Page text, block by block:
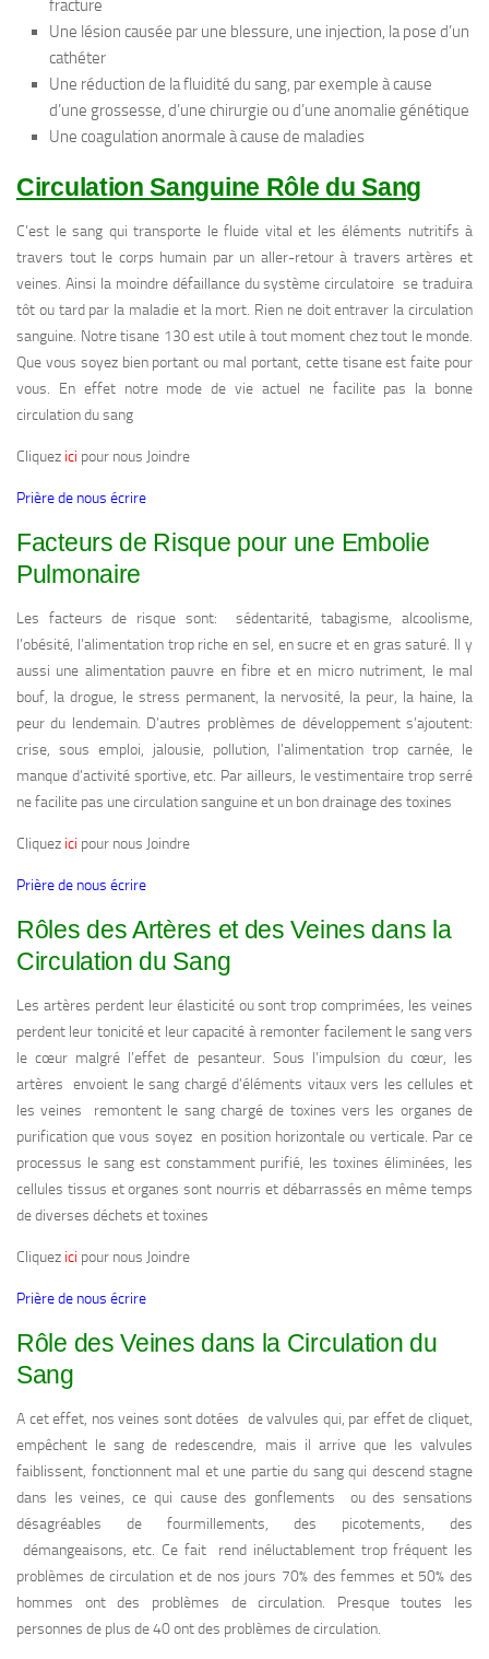
fracture
Une lésion causée par une blessure, une injection, la pose d’un
cathéter
Une réduction de la fluidité du sang, par exemple à cause
d’une grossesse, d’une chirurgie ou d’une anomalie génétique
Une coagulation anormale à cause de maladies
Circulation Sanguine Rôle du Sang
C’est le sang qui transporte le fluide vital et les éléments nutritifs à
travers tout le corps humain par un aller-retour à travers artères et
veines. Ainsi la moindre défaillance du système circulatoire se traduira
tôt ou tard par la maladie et la mort. Rien ne doit entraver la circulation
sanguine. Notre tisane 130 est utile à tout moment chez tout le monde.
Que vous soyez bien portant ou mal portant, cette tisane est faite pour
vous. En effet notre mode de vie actuel ne facilite pas la bonne
circulation du sang
Cliquez ici pour nous Joindre
Prière de nous écrire
Facteurs de Risque pour une Embolie
Pulmonaire
Les facteurs de risque sont: sédentarité, tabagisme, alcoolisme,
l’obésité, l’alimentation trop riche en sel, en sucre et en gras saturé. Il y
aussi une alimentation pauvre en fibre et en micro nutriment, le mal
bouf, la drogue, le stress permanent, la nervosité, la peur, la haine, la
peur du lendemain. D’autres problèmes de développement s’ajoutent:
crise, sous emploi, jalousie, pollution, l’alimentation trop carnée, le
manque d’activité sportive, etc. Par ailleurs, le vestimentaire trop serré
ne facilite pas une circulation sanguine et un bon drainage des toxines
Cliquez ici pour nous Joindre
Prière de nous écrire
Rôles des Artères et des Veines dans la
Circulation du Sang
Les artères perdent leur élasticité ou sont trop comprimées, les veines
perdent leur tonicité et leur capacité à remonter facilement le sang vers
le cœur malgré l’effet de pesanteur. Sous l’impulsion du cœur, les
artères envoient le sang chargé d’éléments vitaux vers les cellules et
les veines remontent le sang chargé de toxines vers les organes de
purification que vous soyez en position horizontale ou verticale. Par ce
processus le sang est constamment purifié, les toxines éliminées, les
cellules tissus et organes sont nourris et débarrassés en même temps
de diverses déchets et toxines
Cliquez ici pour nous Joindre
Prière de nous écrire
Rôle des Veines dans la Circulation du
Sang
A cet effet, nos veines sont dotées de valvules qui, par effet de cliquet,
empêchent le sang de redescendre, mais il arrive que les valvules
faiblissent, fonctionnent mal et une partie du sang qui descend stagne
dans les veines, ce qui cause des gonflements ou des sensations
désagréables de fourmillements, des picotements, des
démangeaisons, etc. Ce fait rend inéluctablement trop fréquent les
problèmes de circulation et de nos jours 70% des femmes et 50% des
hommes ont des problèmes de circulation. Presque toutes les
personnes de plus de 40 ont des problèmes de circulation.